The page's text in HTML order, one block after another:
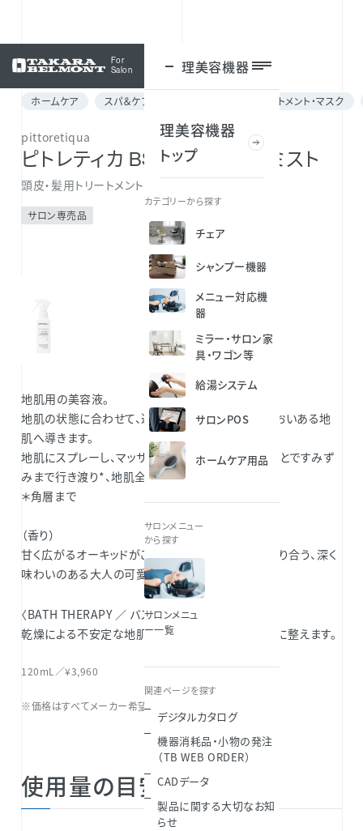
For
Salon
理美容機器
理美容機器
トップ
カテゴリーから探す
チェア
シャンプー機器
メニュー対応機
器
ミラー・サロン家
具・ワゴン等
給湯システム
サロンPOS
ホームケア用品
サロンメニュー
から探す
サロンメニュ
ー一覧
関連ページを探す
デジタルカタログ
機器消耗品・小物の発注
（TB WEB ORDER）
CADデータ
製品に関する大切なお知
らせ
ログイン
ホームケア スパ＆ケア for メニュー ヘアトリートメント・マスク
pittoretiqua
ピトレティカ BS バスT セラムミスト
頭皮・髪用トリートメント
サロン専売品
地肌用の美容液。
地肌の状態に合わせて、適切な皮脂バランスのうるおいある地
肌へ導きます。
地肌にスプレーし、マッサージと共にめぐりを促すことですみず
みまで行き渡り*、地肌全体から健やかに。
＊角層まで
（香り）
甘く広がるオーキッドがこっくりと甘いペアーと重なり合う、深く
味わいのある大人の可愛らしさを感じさせる香り。
〈BATH THERAPY ／ バステラピー〉
乾燥による不安定な地肌にうるおいを与え、健やかに整えます。
120mL／¥3,960
※価格はすべてメーカー希望小売価格（税込）です。
使用量の目安